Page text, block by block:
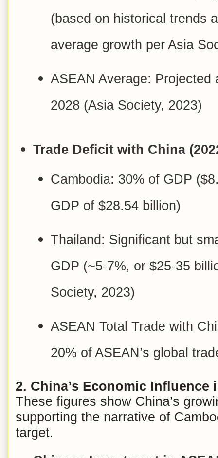
(based on historical trends
average growth per Asia
ASEAN Average:
2028 (Asia Society, 2023)
Trade Deficit with China
Cambodia: 30% of GDP
GDP of $28.54 billion)
Thailand: Significant but
GDP (~5-7%, or $25-35
Society, 2023)
ASEAN Total Trade with
20% of ASEAN’s global
2. China’s Economic Influence
These figures show China’s
supporting the narrative of
target.